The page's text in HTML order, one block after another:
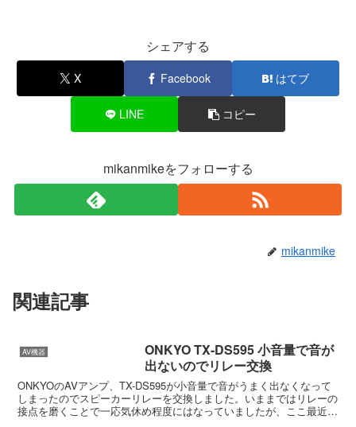
シェアする
X Facebook はてブ
LINE コピー
mikanmikeをフォローする
mikanmike
関連記事
AV機器
ONKYO TX-DS595 小音量で音が
出ないのでリレー交換
ONKYOのAVアンプ、TX-DS595が小音量で音がうまく出なくなって
しまったのでスピーカーリレーを交換しました。いままではリレーの
接点を磨くことで一応気休め程度にはなっていましたが、ここ最近ま